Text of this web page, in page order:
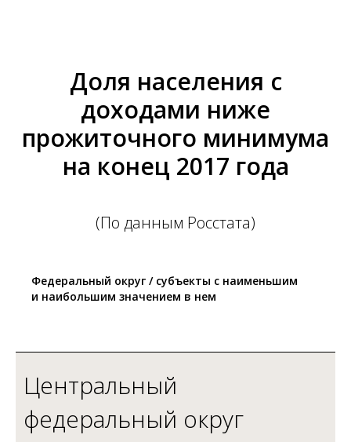
Доля населения с
доходами ниже
прожиточного минимума
на конец 2017 года
(По данным Росстата)
Федеральный округ / субъекты с наименьшим
и наибольшим значением в нем
Центральный
федеральный округ